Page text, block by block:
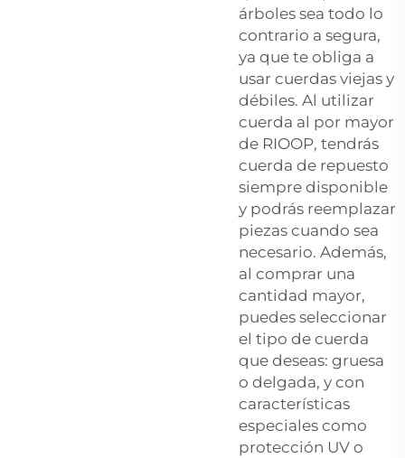
árboles sea todo lo
contrario a segura,
ya que te obliga a
usar cuerdas viejas y
débiles. Al utilizar
cuerda al por mayor
de RIOOP, tendrás
cuerda de repuesto
siempre disponible
y podrás reemplazar
piezas cuando sea
necesario. Además,
al comprar una
cantidad mayor,
puedes seleccionar
el tipo de cuerda
que deseas: gruesa
o delgada, y con
características
especiales como
protección UV o